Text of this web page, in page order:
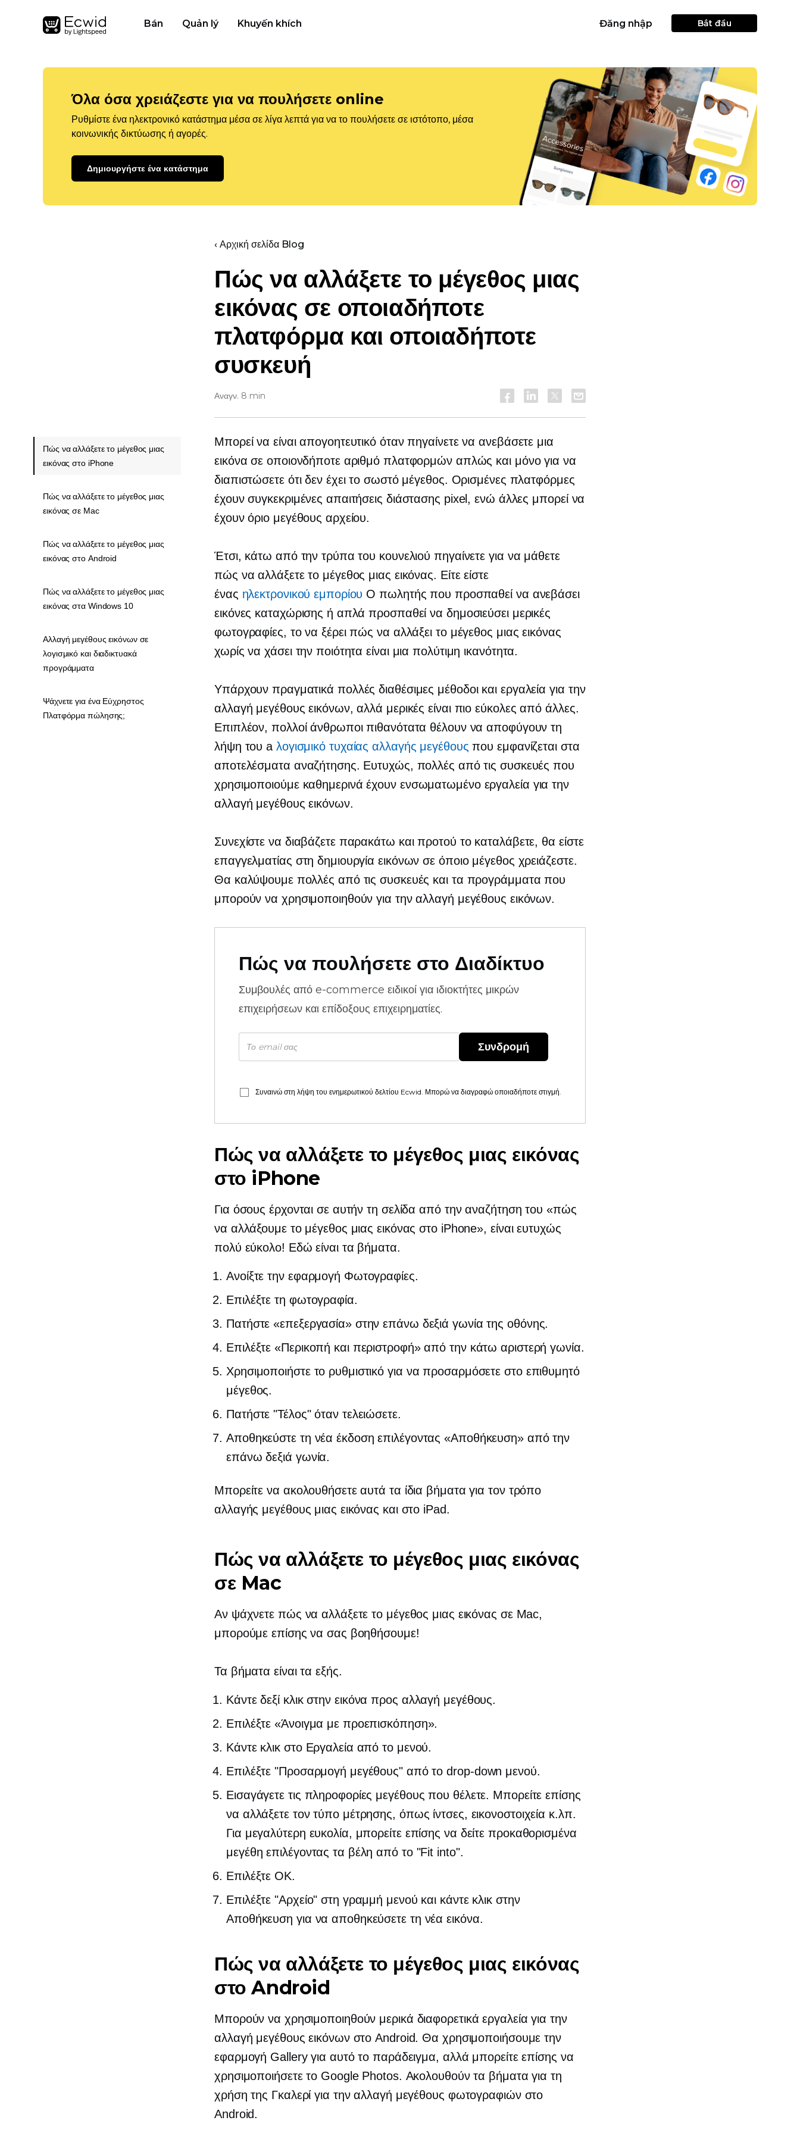
Bán Quản lý Khuyến khích Đăng nhập Bắt đầu
Όλα όσα χρειάζεστε για να πουλήσετε online
Ρυθμίστε ένα ηλεκτρονικό κατάστημα μέσα σε λίγα λεπτά για να το πουλήσετε σε ιστότοπο, μέσα
κοινωνικής δικτύωσης ή αγορές.
Δημιουργήστε ένα κατάστημα
‹ Αρχική σελίδα Blog
Πώς να αλλάξετε το μέγεθος μιας
εικόνας σε οποιαδήποτε
πλατφόρμα και οποιαδήποτε
συσκευή
Αναγν. 8 min
Μπορεί να είναι απογοητευτικό όταν πηγαίνετε να ανεβάσετε μια
εικόνα σε οποιονδήποτε αριθμό πλατφορμών απλώς και μόνο για να
διαπιστώσετε ότι δεν έχει το σωστό μέγεθος. Ορισμένες πλατφόρμες
έχουν συγκεκριμένες απαιτήσεις διάστασης pixel, ενώ άλλες μπορεί να
έχουν όριο μεγέθους αρχείου.
Έτσι, κάτω από την τρύπα του κουνελιού πηγαίνετε για να μάθετε
πώς να αλλάξετε το μέγεθος μιας εικόνας. Είτε είστε
ένας ηλεκτρονικού εμπορίου Ο πωλητής που προσπαθεί να ανεβάσει
εικόνες καταχώρισης ή απλά προσπαθεί να δημοσιεύσει μερικές
φωτογραφίες, το να ξέρει πώς να αλλάξει το μέγεθος μιας εικόνας
χωρίς να χάσει την ποιότητα είναι μια πολύτιμη ικανότητα.
Υπάρχουν πραγματικά πολλές διαθέσιμες μέθοδοι και εργαλεία για την
αλλαγή μεγέθους εικόνων, αλλά μερικές είναι πιο εύκολες από άλλες.
Επιπλέον, πολλοί άνθρωποι πιθανότατα θέλουν να αποφύγουν τη
λήψη του a λογισμικό τυχαίας αλλαγής μεγέθους που εμφανίζεται στα
αποτελέσματα αναζήτησης. Ευτυχώς, πολλές από τις συσκευές που
χρησιμοποιούμε καθημερινά έχουν ενσωματωμένοεργαλεία για την
αλλαγή μεγέθους εικόνων.
Συνεχίστε να διαβάζετε παρακάτω και προτού το καταλάβετε, θα είστε
επαγγελματίας στη δημιουργία εικόνων σε όποιο μέγεθος χρειάζεστε.
Θα καλύψουμε πολλές από τις συσκευές και τα προγράμματα που
μπορούν να χρησιμοποιηθούν για την αλλαγή μεγέθους εικόνων.
Πώς να πουλήσετε στο Διαδίκτυο
Συμβουλές από e-commerce ειδικοί για ιδιοκτήτες μικρών
επιχειρήσεων και επίδοξους επιχειρηματίες.
Συνδρομή
Συναινώ στη λήψη του ενημερωτικού δελτίου Ecwid. Μπορώ να διαγραφώ οποιαδήποτε στιγμή.
Πώς να αλλάξετε το μέγεθος μιας εικόνας
στο iPhone
Για όσους έρχονται σε αυτήν τη σελίδα από την αναζήτηση του «πώς
να αλλάξουμε το μέγεθος μιας εικόνας στο iPhone», είναι ευτυχώς
πολύ εύκολο! Εδώ είναι τα βήματα.
Ανοίξτε την εφαρμογή Φωτογραφίες.
Επιλέξτε τη φωτογραφία.
Πατήστε «επεξεργασία» στην επάνω δεξιά γωνία της οθόνης.
Επιλέξτε «Περικοπή και περιστροφή» από την κάτω αριστερή γωνία.
Χρησιμοποιήστε το ρυθμιστικό για να προσαρμόσετε στο επιθυμητό
μέγεθος.
Πατήστε "Τέλος" όταν τελειώσετε.
Αποθηκεύστε τη νέα έκδοση επιλέγοντας «Αποθήκευση» από την
επάνω δεξιά γωνία.
Μπορείτε να ακολουθήσετε αυτά τα ίδια βήματα για τον τρόπο
αλλαγής μεγέθους μιας εικόνας και στο iPad.
Πώς να αλλάξετε το μέγεθος μιας εικόνας
σε Mac
Αν ψάχνετε πώς να αλλάξετε το μέγεθος μιας εικόνας σε Mac,
μπορούμε επίσης να σας βοηθήσουμε!
Τα βήματα είναι τα εξής.
Κάντε δεξί κλικστην εικόνα προς αλλαγή μεγέθους.
Επιλέξτε «Άνοιγμα με προεπισκόπηση».
Κάντε κλικ στο Εργαλεία από το μενού.
Επιλέξτε "Προσαρμογή μεγέθους" από τοdrop-down μενού.
Εισαγάγετε τις πληροφορίες μεγέθους που θέλετε. Μπορείτε επίσης
να αλλάξετε τον τύπο μέτρησης, όπως ίντσες, εικονοστοιχεία κ.λπ.
Για μεγαλύτερη ευκολία, μπορείτε επίσης να δείτε προκαθορισμένα
μεγέθη επιλέγοντας τα βέλη από το "Fit into".
Επιλέξτε OK.
Επιλέξτε "Αρχείο" στη γραμμή μενού και κάντε κλικ στην
Αποθήκευση για να αποθηκεύσετε τη νέα εικόνα.
Πώς να αλλάξετε το μέγεθος μιας εικόνας
στο Android
Μπορούν να χρησιμοποιηθούν μερικά διαφορετικά εργαλεία για την
αλλαγή μεγέθους εικόνων στο Android. Θα χρησιμοποιήσουμε την
εφαρμογή Gallery για αυτό το παράδειγμα, αλλά μπορείτε επίσης να
χρησιμοποιήσετε το Google Photos. Ακολουθούν τα βήματα για τη
χρήση της Γκαλερί για την αλλαγή μεγέθους φωτογραφιών στο
Android.
Πώς να αλλάξετε το μέγεθος μιας
εικόνας στο iPhone
Πώς να αλλάξετε το μέγεθος μιας
εικόνας σε Mac
Πώς να αλλάξετε το μέγεθος μιας
εικόνας στο Android
Πώς να αλλάξετε το μέγεθος μιας
εικόνας στα Windows 10
Αλλαγή μεγέθους εικόνων σε
λογισμικό και διαδικτυακά
προγράμματα
Ψάχνετε για ένα Εύχρηστος
Πλατφόρμα πώλησης;